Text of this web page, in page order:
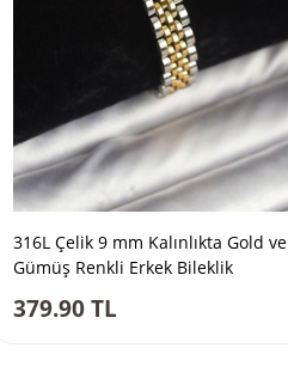
316L Çelik 9 mm Kalınlıkta Gold ve
Gümüş Renkli Erkek Bileklik
379.90TL